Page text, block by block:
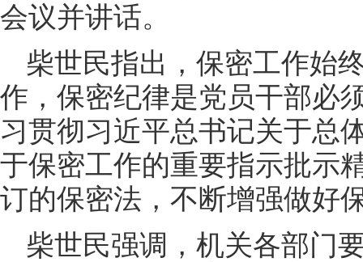
会议并讲话。
柴世民指出，保密工作始
作，保密纪律是党员干部必
习贯彻习近平总书记关于总
于保密工作的重要指示批示
订的保密法，不断增强做好
柴世民强调，机关各部门